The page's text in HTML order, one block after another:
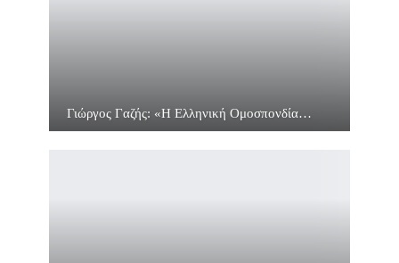
Γιώργος Γαζής: «Η Ελληνική Ομοσπονδία…